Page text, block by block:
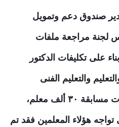
صندوق دعم وتمويل
لجنة مراجعة ملفات
أنه بناء على تكليفات الدكتور
والتعليم الفنى
بتشكيل لجنة لمراجعة ملفات مسابقة ٣٠ ألف معلم،
هؤلاء المعلمين فقد تم